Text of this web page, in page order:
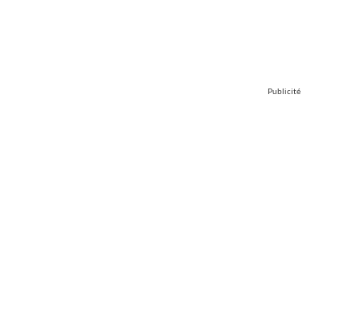
Publicité